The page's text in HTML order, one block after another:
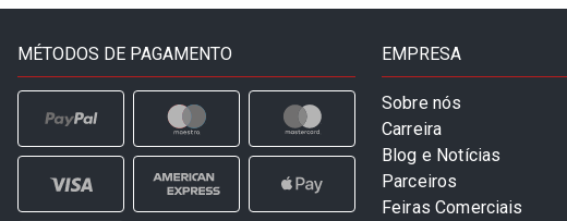
MÉTODOS DE PAGAMENTO EMPRESA
Sobre nós
Carreira
Blog e Notícias
Parceiros
Feiras Comerciais